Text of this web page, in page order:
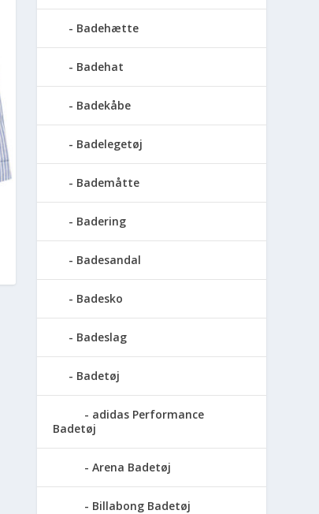
Badehætte
Badehat
Badekåbe
Badelegetøj
Bademåtte
Badering
Badesandal
Badesko
Badeslag
Badetøj
adidas Performance
Badetøj
Arena Badetøj
Billabong Badetøj